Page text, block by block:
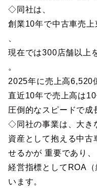
◇同社は、
創業10年で中古車売上
現在では300店舗以上
。
2025年に売上高6,520
直近10年で売上高は10
圧倒的なスピードで成
◇同社の事業は、大き
資産として抱える中古
せるかが 重要であり、
経営指標としてROA
います。